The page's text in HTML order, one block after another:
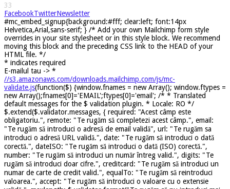
33
FacebookTwitterNewsletter
#mc_embed_signup{background:#fff; clear:left; font:14px
Helvetica,Arial,sans-serif; } /* Add your own Mailchimp form style
overrides in your site stylesheet or in this style block. We recommend
moving this block and the preceding CSS link to the HEAD of your
HTML file. */
* indicates required
E-mailul tau -> *
//s3.amazonaws.com/downloads.mailchimp.com/js/mc-
validate.js(function($) {window.fnames = new Array(); window.ftypes =
new Array();fnames[0]='EMAIL';ftypes[0]='email'; /* * Translated
default messages for the $ validation plugin. * Locale: RO */
$.extend($.validator.messages, { required: "Acest câmp este
obligatoriu.", remote: "Te rugăm să completezi acest câmp.", email:
"Te rugăm să introduci o adresă de email validă", url: "Te rugăm sa
introduci o adresă URL validă.", date: "Te rugăm să introduci o dată
corectă.", dateISO: "Te rugăm să introduci o dată (ISO) corectă.",
number: "Te rugăm să introduci un număr întreg valid.", digits: "Te
rugăm să introduci doar cifre.", creditcard: "Te rugăm să introduci un
numar de carte de credit valid.", equalTo: "Te rugăm să reintroduci
valoarea.", accept: "Te rugăm să introduci o valoare cu o extensie